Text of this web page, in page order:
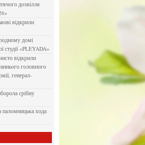
дозвілля
відкрили
домі
студії «PLEYADA»
відкрили
головного
генерал-
срібну
хода